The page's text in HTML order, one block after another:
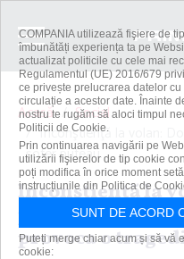
Acasă
Social
Inconştienţă la volan:
şofer puteau...
Inconştienţă la
periculoase ale
provoca o
COMPANIA utilizează fişiere de
îmbunătăți experiența ta pe
actualizat politicile cu cele mai
Regulamentul (UE) 2016/679
ce privește prelucrarea datelor
circulație a acestor date. Înainte
nostru te rugăm să aloci timpul
Politicii de Cookie.
Prin continuarea navigării pe
utilizării fişierelor de tip cookie
poți modifica în orice moment
instrucțiunile din Politica de
SUNT DE ACORD
Puteți merge chiar acum și să vă
cookie: